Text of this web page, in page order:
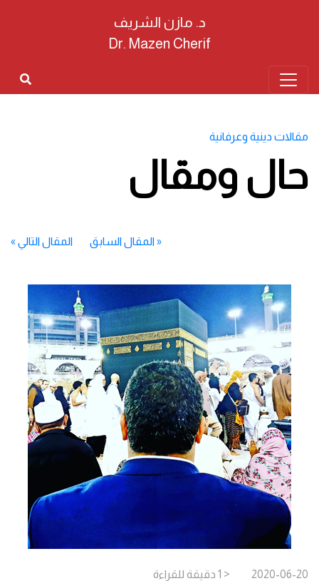
د. مازن الشريف
Dr. Mazen Cherif
مقالات دينية وعرفانية
حال ومقال
«المقال السابق المقال التالي »
2020-06-20
< 1 دقيقة للقراءة